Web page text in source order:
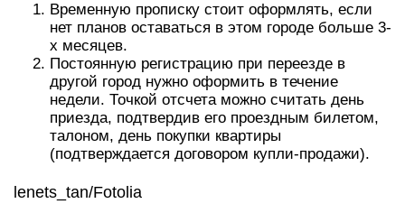
Временную прописку стоит оформлять, если
нет планов оставаться в этом городе больше 3-
х месяцев.
Постоянную регистрацию при переезде в
другой город нужно оформить в течение
недели. Точкой отсчета можно считать день
приезда, подтвердив его проездным билетом,
талоном, день покупки квартиры
(подтверждается договором купли-продажи).
lenets_tan/Fotolia